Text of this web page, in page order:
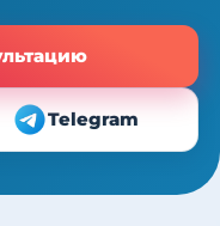
Telegram